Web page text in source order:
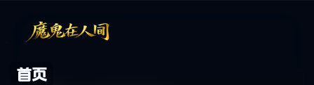
首页